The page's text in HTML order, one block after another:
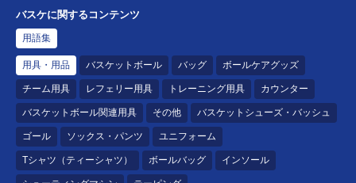
バスケに関するコンテンツ
用語集
用具・用品 バスケットボール バッグ ボールケアグッズ
チーム用具 レフェリー用具 トレーニング用具 カウンター
バスケットボール関連用具 その他 バスケットシューズ・バッシュ
ゴール ソックス・パンツ ユニフォーム
Tシャツ（ティーシャツ） ボールバッグ インソール